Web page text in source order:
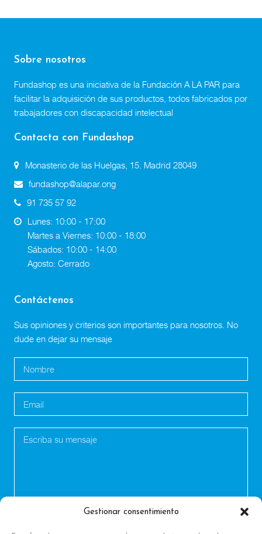
Gestionar consentimiento
Sobre nosotros
Fundashop es una iniciativa de la Fundación A LA PAR para
facilitar la adquisición de sus productos, todos fabricados por
trabajadores con discapacidad intelectual
Contacta con Fundashop
Monasterio de las Huelgas, 15. Madrid 28049
fundashop@alapar.ong
91 735 57 92
Lunes: 10:00 - 17:00
Martes a Viernes: 10:00 - 18:00
Sábados: 10:00 - 14:00
Agosto: Cerrado
Contáctenos
Sus opiniones y criterios son importantes para nosotros. No
dude en dejar su mensaje